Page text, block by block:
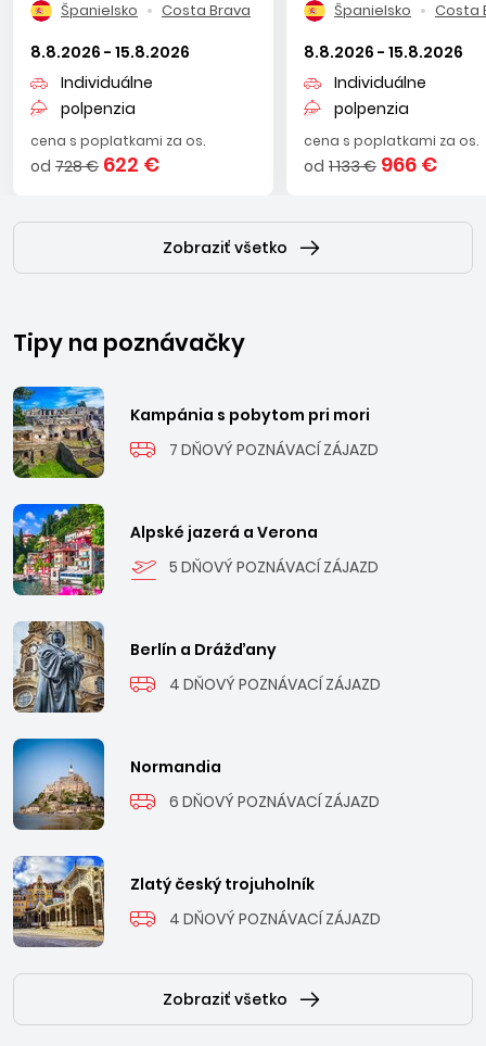
Španielsko Costa Brava
8.8.2026 - 15.8.2026
Individuálne
polpenzia
cena s poplatkami za os.
od 728 € 622 €
Španielsko Costa
8.8.2026 - 15.8.2026
Individuálne
polpenzia
cena s poplatkami za os.
od 1 133 € 966 €
Zobraziť všetko
Tipy na poznávačky
Kampánia s pobytom pri mori
7 DŇOVÝ POZNÁVACÍ ZÁJAZD
Alpské jazerá a Verona
5 DŇOVÝ POZNÁVACÍ ZÁJAZD
Berlín a Drážďany
4 DŇOVÝ POZNÁVACÍ ZÁJAZD
Normandia
6 DŇOVÝ POZNÁVACÍ ZÁJAZD
Zlatý český trojuholník
4 DŇOVÝ POZNÁVACÍ ZÁJAZD
Zobraziť všetko